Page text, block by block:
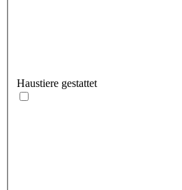
Haustiere gestattet